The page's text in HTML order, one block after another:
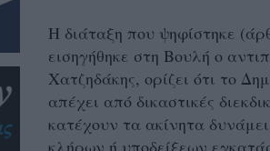
Η διάταξη που ψηφίστηκε
εισηγήθηκε στη Βουλή ο
Χατζηδάκης, ορίζει ότι το
απέχει από δικαστικές
κατέχουν τα ακίνητα